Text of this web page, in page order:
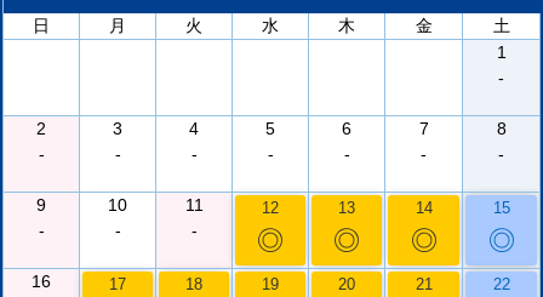
日
月 火 水 木 金
土
1
-
2
-
3
-
4
-
5
-
6
-
7
-
8
-
9
-
10
-
11
-
12
◎
13
◎
14
◎
15
◎
16
17 18 19 20 21 22